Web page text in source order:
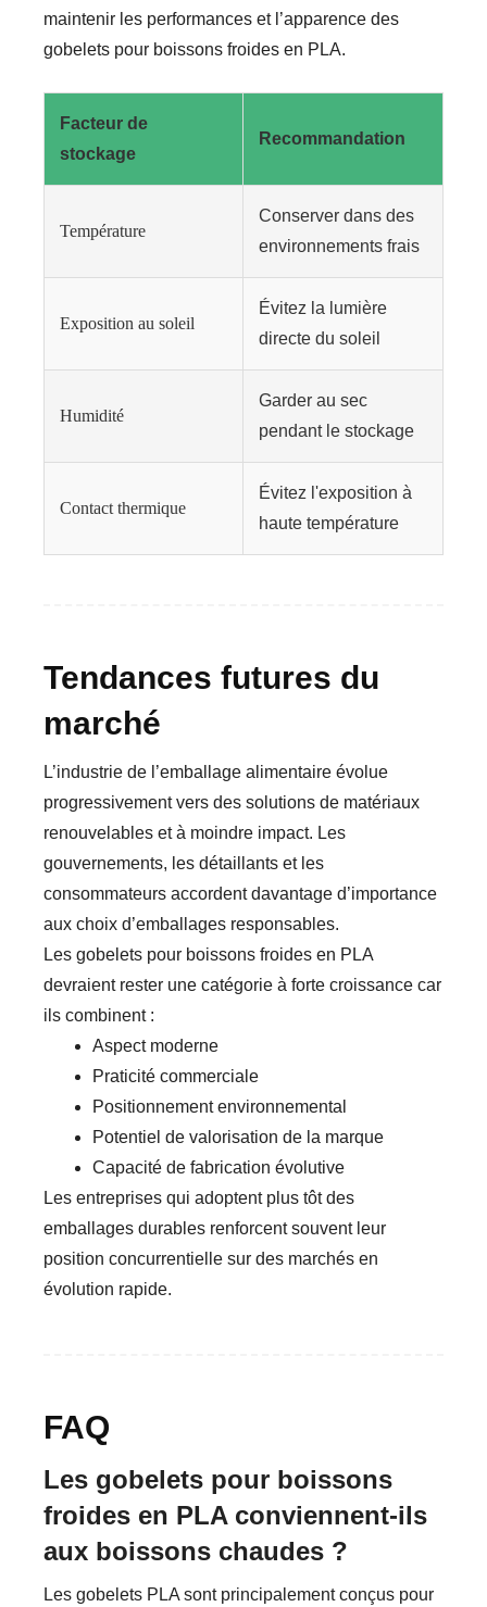
maintenir les performances et l’apparence des
gobelets pour boissons froides en PLA.
Facteur de
stockage
Recommandation
Température
Conserver dans des
environnements frais
Exposition au soleil
Évitez la lumière
directe du soleil
Humidité
Garder au sec
pendant le stockage
Contact thermique
Évitez l'exposition à
haute température
Tendances futures du
marché
L’industrie de l’emballage alimentaire évolue
progressivement vers des solutions de matériaux
renouvelables et à moindre impact. Les
gouvernements, les détaillants et les
consommateurs accordent davantage d’importance
aux choix d’emballages responsables.
Les gobelets pour boissons froides en PLA
devraient rester une catégorie à forte croissance car
ils combinent :
Aspect moderne
Praticité commerciale
Positionnement environnemental
Potentiel de valorisation de la marque
Capacité de fabrication évolutive
Les entreprises qui adoptent plus tôt des
emballages durables renforcent souvent leur
position concurrentielle sur des marchés en
évolution rapide.
FAQ
Les gobelets pour boissons
froides en PLA conviennent-ils
aux boissons chaudes ?
Les gobelets PLA sont principalement conçus pour